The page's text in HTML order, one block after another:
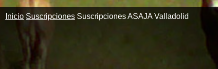
Inicio Suscripciones Suscripciones ASAJA Valladolid